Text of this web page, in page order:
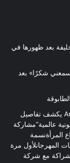
بعد ظهورها في
شكرًا» بعد
كتبت د. ايمي حسينمهرجان “هي الفنون Arts- “She يكشف تفاصيل
عالمية”مشاركة
المرأةنسمة
المهرجانلأول مرة
مع شركة